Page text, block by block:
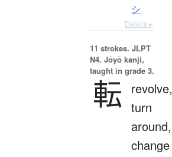
シ
Details ▸
11 strokes. JLPT
N4. Jōyō kanji,
taught in grade 3.
転
revolve,
turn
around,
change